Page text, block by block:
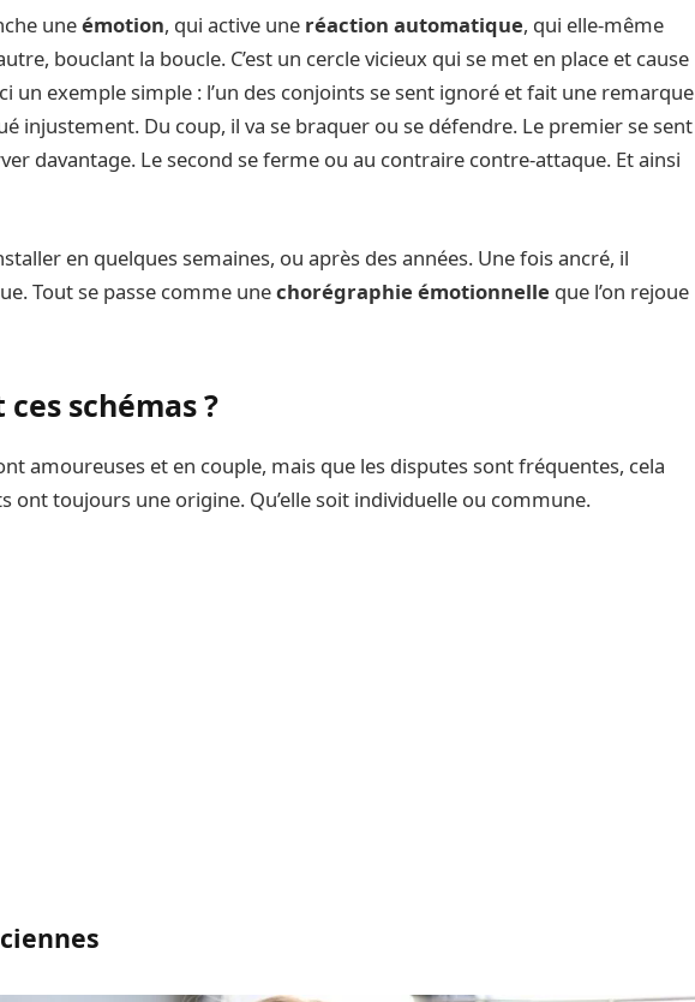
uneémotion, qui active une réaction automatique, qui elle-même
bouclant la boucle. C’est un cercle vicieux qui se met en place et cause
un exemple simple : l’un des conjoints se sent ignoré et fait une remarque
injustement. Du coup, il va se braquer ou se défendre. Le premier se sent
davantage. Le second se ferme ou au contraire contre-attaque. Et ainsi
en quelques semaines, ou après des années. Une fois ancré, il
Tout se passe comme unechorégraphie émotionnelle que l’on rejoue
schémas ?
amoureuses et en couple, mais que les disputes sont fréquentes, cela
ont toujours une origine. Qu’elle soit individuelle ou commune.